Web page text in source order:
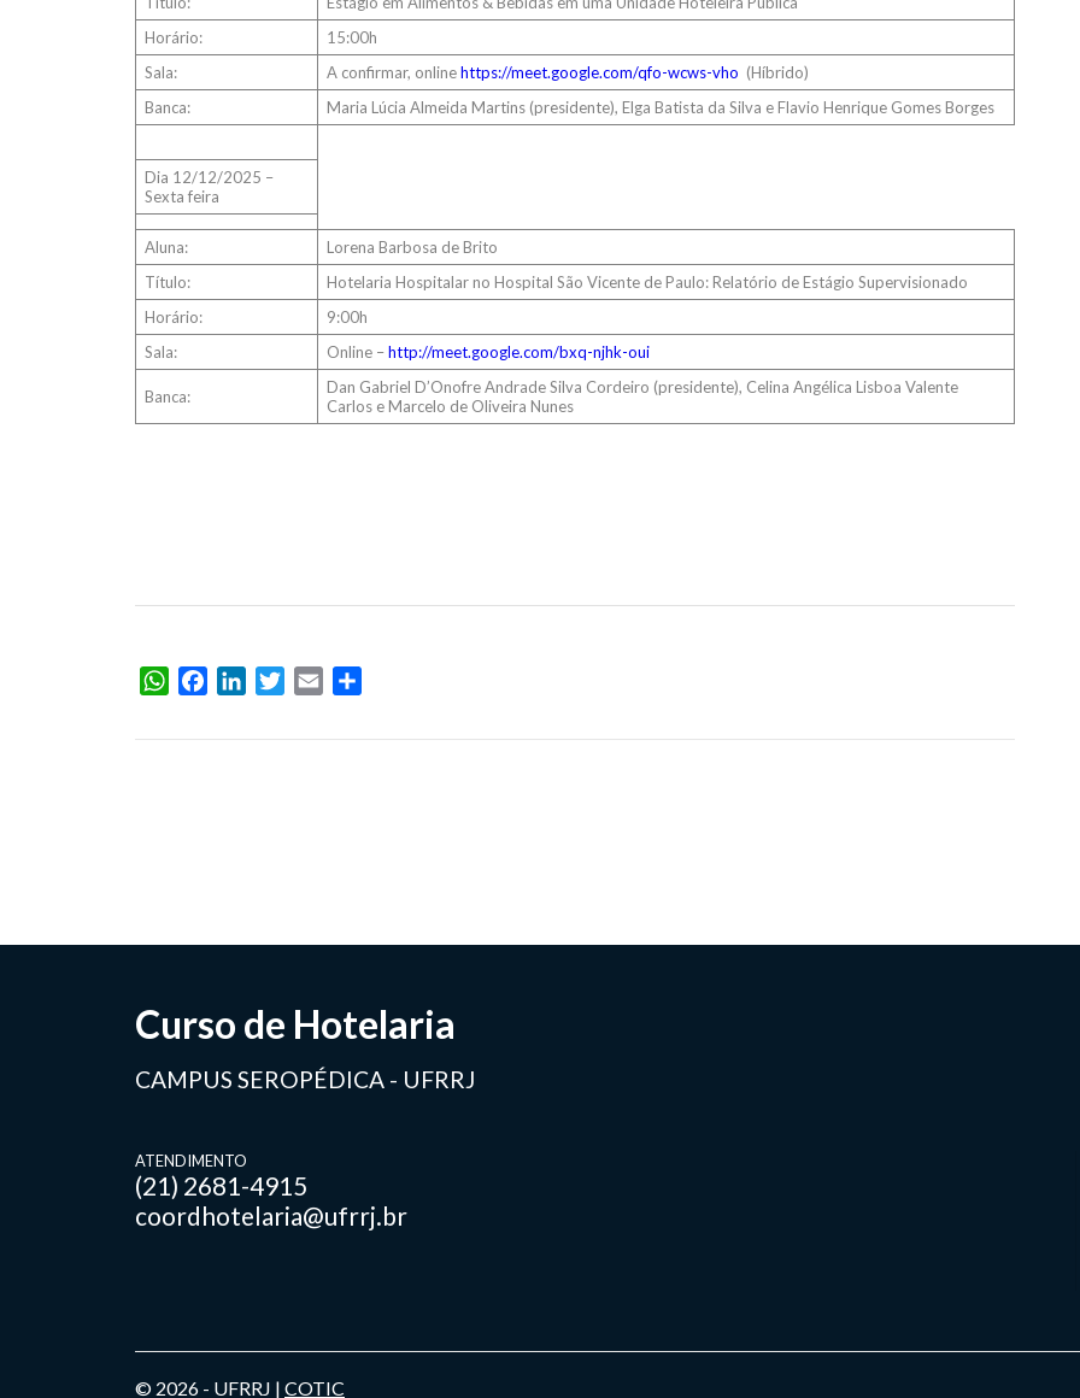
Horário:
15:00h
Sala:
A confirmar, onlinehttps://meet.google.com/qfo-wcws-vho (Híbrido)
Banca:
Maria Lúcia Almeida Martins (presidente), Elga Batista da Silva e Flavio Henrique Gomes Borges
Dia 12/12/2025 –
Sexta feira
Aluna:
Lorena Barbosa de Brito
Título:
Hotelaria Hospitalar no Hospital São Vicente de Paulo: Relatório de Estágio Supervisionado
Horário:
9:00h
Sala:
Online –http://meet.google.com/bxq-njhk-oui
Banca:
Dan Gabriel D’Onofre Andrade Silva Cordeiro (presidente), Celina Angélica Lisboa Valente
Carlos e Marcelo de Oliveira Nunes
WhatsAppFacebookLinkedInTwitterEmail
Curso de Hotelaria
CAMPUS SEROPÉDICA - UFRRJ
ATENDIMENTO
(21) 2681-4915
coordhotelaria@ufrrj.br
© 2026 - UFRRJ | COTIC